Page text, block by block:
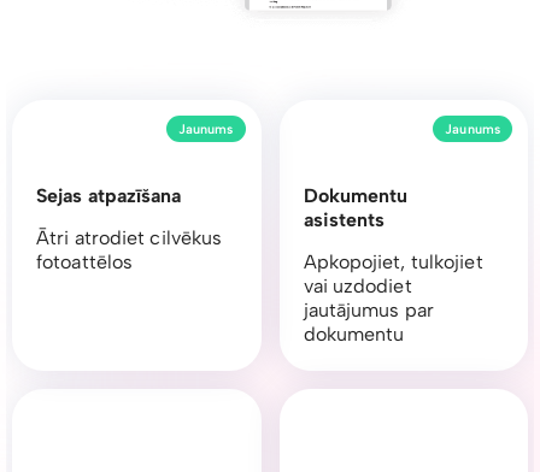
Dokumentu
asistents
Apkopojiet, tulkojiet
vai uzdodiet
jautājumus par
dokumentu
Jaunums
Sejas atpazīšana
Ātri atrodiet cilvēkus
fotoattēlos
Jaunums